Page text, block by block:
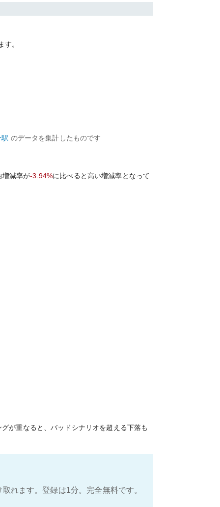
す。
駅 のデータを集計したものです
増減率が-3.94%に比べると高い増減率となって
が重なると、バッドシナリオを超える下落も
れます。登録は1分。完全無料です。